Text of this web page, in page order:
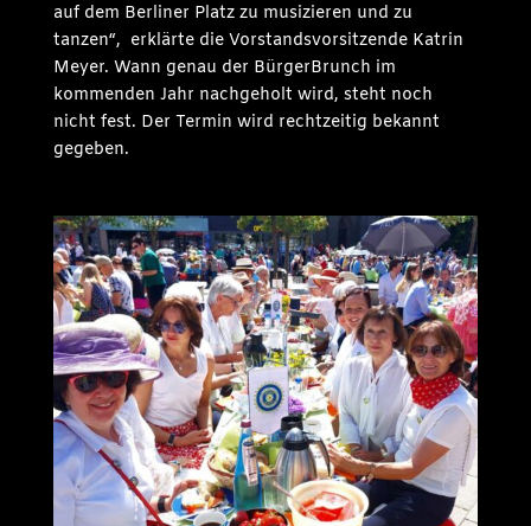
auf dem Berliner Platz zu musizieren und zu
tanzen“, erklärte die Vorstandsvorsitzende Katrin
Meyer. Wann genau der BürgerBrunch im
kommenden Jahr nachgeholt wird, steht noch
nicht fest. Der Termin wird rechtzeitig bekannt
gegeben.